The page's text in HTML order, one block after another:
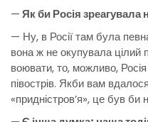
—Як би Росія зреагувала
— Ну, в Росії там була
вона ж не окупувала цілий
воювати, то, можливо,
півострів. Якби вам
«придністров’я», це був